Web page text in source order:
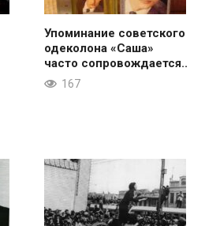
Упоминание советского
одеколона «Саша»
часто сопровождается..
167